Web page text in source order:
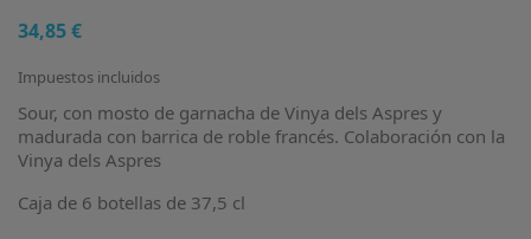
34,85 €
Impuestos incluidos
Sour, con mosto de garnacha de Vinya dels Aspres y
madurada con barrica de roble francés. Colaboración con la
Vinya dels Aspres
Caja de 6 botellas de 37,5 cl